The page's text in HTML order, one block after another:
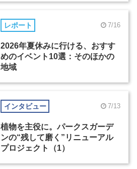
レポート 7/16
2026年夏休みに行ける、おすす
めのイベント10選：そのほかの
地域
インタビュー 7/13
植物を主役に。パークスガーデ
ンの“残して磨く”リニューアル
プロジェクト（1）